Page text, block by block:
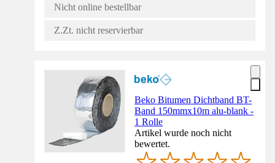
Nicht online bestellbar
Z.Zt. nicht reservierbar
Beko Bitumen Dichtband BT-
Band 150mmx10m alu-blank -
1 Rolle
Artikel wurde noch nicht
bewertet.